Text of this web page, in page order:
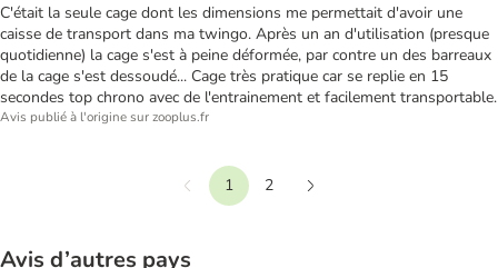
C'était la seule cage dont les dimensions me permettait d'avoir une
caisse de transport dans ma twingo. Après un an d'utilisation (presque
quotidienne) la cage s'est à peine déformée, par contre un des barreaux
de la cage s'est dessoudé... Cage très pratique car se replie en 15
secondes top chrono avec de l'entrainement et facilement transportable.
Avis publié à l'origine sur zooplus.fr
Précédent
1
2
Avis d’autres pays